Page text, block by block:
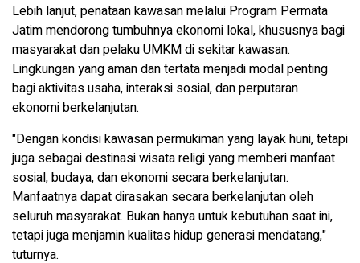
Lebih lanjut, penataan kawasan melalui Program Permata
Jatim mendorong tumbuhnya ekonomi lokal, khususnya bagi
masyarakat dan pelaku UMKM di sekitar kawasan.
Lingkungan yang aman dan tertata menjadi modal penting
bagi aktivitas usaha, interaksi sosial, dan perputaran
ekonomi berkelanjutan.
"Dengan kondisi kawasan permukiman yang layak huni, tetapi
juga sebagai destinasi wisata religi yang memberi manfaat
sosial, budaya, dan ekonomi secara berkelanjutan.
Manfaatnya dapat dirasakan secara berkelanjutan oleh
seluruh masyarakat. Bukan hanya untuk kebutuhan saat ini,
tetapi juga menjamin kualitas hidup generasi mendatang,"
tuturnya.